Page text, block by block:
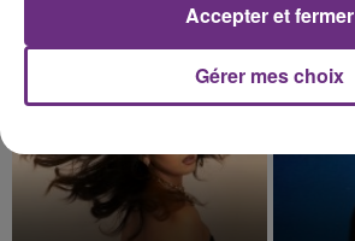
Hate That I Made You Love
Gérer mes choix
Accepter et fermer